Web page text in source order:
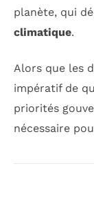
planète, qui
climatique.
Alors que les
impératif de
priorités
nécessaire